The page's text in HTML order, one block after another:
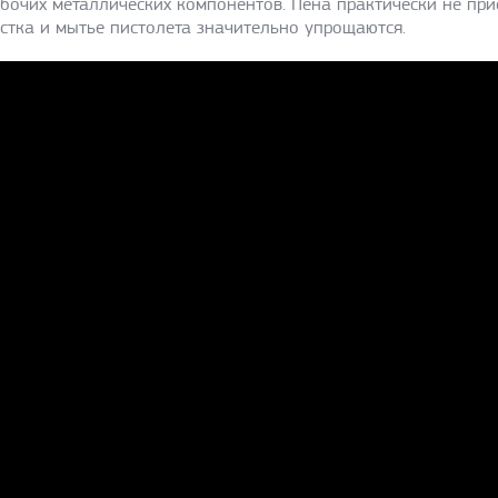
и мытье пистолета значительно упрощаются.